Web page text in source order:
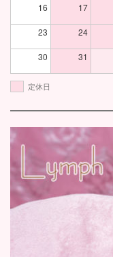
16 17
23 24
30 31
定休日